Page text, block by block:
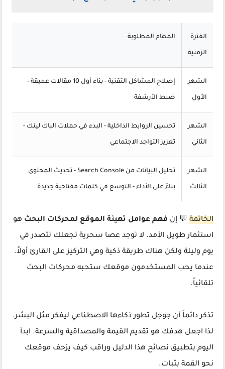
الفترة
الزمنية
المهام المطلوبة
الشهر
الأول
إصلاح المشاكل التقنية - بناء أول 10 مقالات عميقة -
ضبط الأرشفة
الشهر
الثاني
تحسين الروابط الداخلية - البدء في حملات الباك لينك -
تعزيز التواجد الاجتماعي
الشهر
الثالث
تحليل البيانات من Search Console - تحديث المحتوى
بناءً على الأداء - التوسع في كلمات مفتاحية جديدة
الخاتمة 💬 إن فهم عوامل تهيئة الموقع لمحركات البحث هو
استثمار طويل الأمد. لا توجد عصا سحرية تجعلك تتصدر في
يوم وليلة ولكن هناك طريقة ذكية وهي التركيز على القارئ أولاً.
عندما يحب المستخدمون موقعك ستحبه محركات البحث
تلقائياً.
تذكر دائماً أن جوجل تطور ذكاءها الاصطناعي ليفكر مثل البشر.
لذا اجعل هدفك هو تقديم القيمة والمصداقية والسرعة. ابدأ
اليوم بتطبيق نصائح هذا الدليل وراقب كيف يزحف موقعك
نحو القمة بثبات.